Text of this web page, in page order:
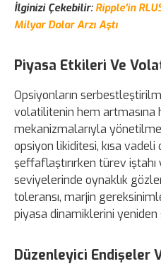
İlginizi Çekebilir: Ripple'in
Milyar Dolar Arzı Aştı
Piyasa Etkileri Ve
Opsiyonların
volatilitenin hem artmasına
mekanizmalarıyla
opsiyon likiditesi, kısa
şeffaflaştırırken türev
seviyelerinde oynaklık
toleransı, marjin
piyasa dinamiklerini
Düzenleyici Endişeler